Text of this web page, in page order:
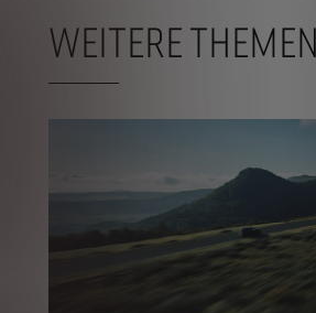
WEITERE